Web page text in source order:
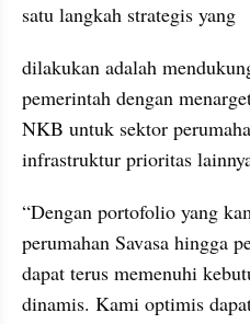
satu langkah strategis yang
dilakukan adalah
pemerintah dengan
NKB untuk sektor
infrastruktur prioritas
“Dengan portofolio yang
perumahan Savasa hingga
dapat terus memenuhi
dinamis. Kami optimis